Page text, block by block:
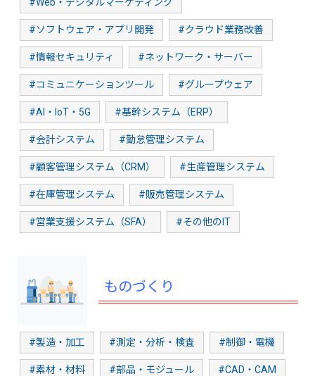
#ソフトウェア・アプリ開発 #クラウド業務改善
#情報セキュリティ #ネットワーク・サーバー
#コミュニケーションツール #グループウェア
#AI・IoT・5G #基幹システム（ERP）
#会計システム #勤怠管理システム
#顧客管理システム（CRM） #生産管理システム
#在庫管理システム #販売管理システム
#営業支援システム（SFA） #その他のIT
ものづくり
#製造・加工 #測定・分析・検査 #制御・電機
#素材・材料 #部品・モジュール #CAD・CAM